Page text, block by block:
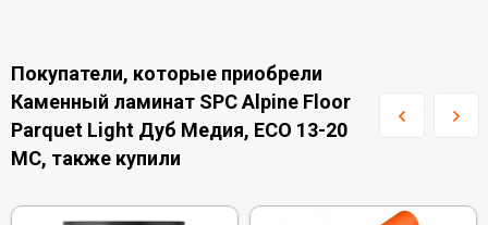
Покупатели, которые приобрели
Каменный ламинат SPC Alpine Floor
Parquet Light Дуб Медия, ЕСО 13-20
MC, также купили